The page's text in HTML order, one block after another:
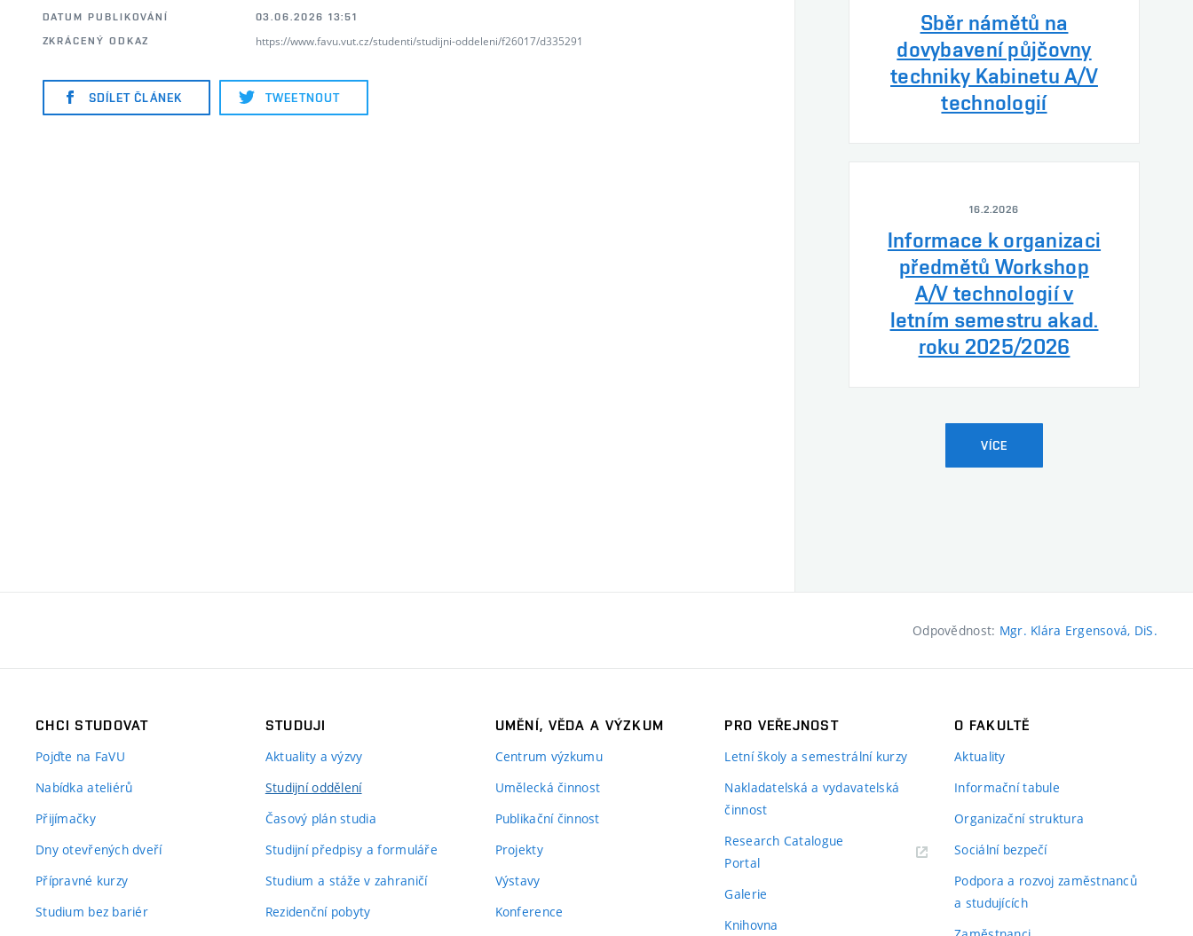
DATUM PUBLIKOVÁNÍ
03.06.2026 13:51
ZKRÁCENÝ ODKAZ
https://www.favu.vut.cz/studenti/studijni-oddeleni/f26017/d335291
SDÍLET ČLÁNEK TWEETNOUT
Sběr námětů na
dovybavení půjčovny
techniky Kabinetu A/V
technologií
16.2.2026
Informace k organizaci
předmětů Workshop
A/V technologií v
letním semestru akad.
roku 2025/2026
VÍCE
Odpovědnost: Mgr. Klára Ergensová, DiS.
CHCI STUDOVAT
Pojďte na FaVU
Nabídka ateliérů
Přijímačky
Dny otevřených dveří
Přípravné kurzy
Studium bez bariér
STUDUJI
Aktuality a výzvy
Studijní oddělení
Časový plán studia
Studijní předpisy a formuláře
Studium a stáže v zahraničí
Rezidenční pobyty
UMĚNÍ, VĚDA A VÝZKUM
Centrum výzkumu
Umělecká činnost
Publikační činnost
Projekty
Výstavy
Konference
PRO VEŘEJNOST
Letní školy a semestrální kurzy
Nakladatelská a vydavatelská
činnost
Research Catalogue
Portal
Galerie
Knihovna
O FAKULTĚ
Aktuality
Informační tabule
Organizační struktura
Sociální bezpečí
Podpora a rozvoj zaměstnanců
a studujících